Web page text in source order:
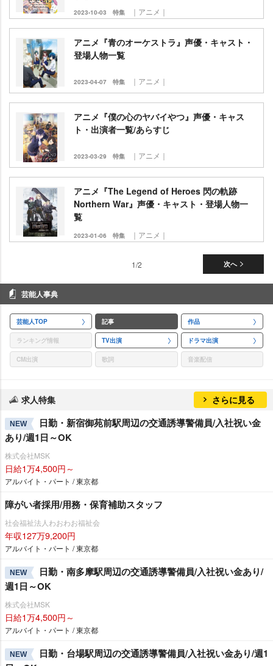
2023-10-03 特集 ｜アニメ｜
アニメ『青のオーケストラ』声優・キャスト・
登場人物一覧
2023-04-07 特集 ｜アニメ｜
アニメ『僕の心のヤバイやつ』声優・キャス
ト・出演者一覧/あらすじ
2023-03-29 特集 ｜アニメ｜
アニメ『The Legend of Heroes 閃の軌跡
Northern War』声優・キャスト・登場人物一
覧
2023-01-06 特集 ｜アニメ｜
次へ
1/2
芸能人事典
芸能人TOP 記事 作品
ランキング情報 TV出演 ドラマ出演
CM出演 歌詞 音楽配信
求人特集 さらに見る
NEW
日勤・新宿御苑前駅周辺の交通誘導警備員/入社祝い金
あり/週1日～OK
株式会社MSK
日給1万4,500円～
アルバイト・パート / 東京都
障がい者採用/用務・保育補助スタッフ
社会福祉法人わおわお福祉会
年収127万9,200円
アルバイト・パート / 東京都
NEW
日勤・南多摩駅周辺の交通誘導警備員/入社祝い金あり/
週1日～OK
株式会社MSK
日給1万4,500円～
アルバイト・パート / 東京都
NEW
日勤・台場駅周辺の交通誘導警備員/入社祝い金あり/週1